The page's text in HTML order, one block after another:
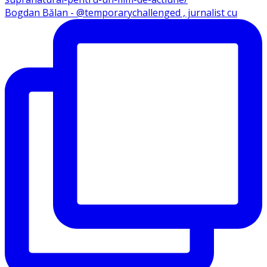
Bogdan Bălan - @temporarychallenged , jurnalist cu